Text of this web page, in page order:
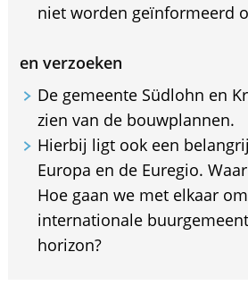
niet worden geïnformeerd
en verzoeken
De gemeente Südlohn en
zien van de bouwplannen.
Hierbij ligt ook een
Europa en de Euregio.
Hoe gaan we met elkaar
internationale
horizon?